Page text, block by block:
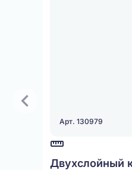
Арт. 130979
Двухслойный